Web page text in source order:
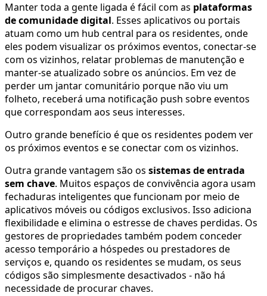
Manter toda a gente ligada é fácil com as plataformas
de comunidade digital. Esses aplicativos ou portais
atuam como um hub central para os residentes, onde
eles podem visualizar os próximos eventos, conectar-se
com os vizinhos, relatar problemas de manutenção e
manter-se atualizado sobre os anúncios. Em vez de
perder um jantar comunitário porque não viu um
folheto, receberá uma notificação push sobre eventos
que correspondam aos seus interesses.
Outro grande benefício é que os residentes podem ver
os próximos eventos e se conectar com os vizinhos.
Outra grande vantagem são os sistemas de entrada
sem chave. Muitos espaços de convivência agora usam
fechaduras inteligentes que funcionam por meio de
aplicativos móveis ou códigos exclusivos. Isso adiciona
flexibilidade e elimina o estresse de chaves perdidas. Os
gestores de propriedades também podem conceder
acesso temporário a hóspedes ou prestadores de
serviços e, quando os residentes se mudam, os seus
códigos são simplesmente desactivados - não há
necessidade de procurar chaves.